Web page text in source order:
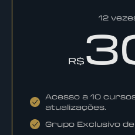
12
R$
Acesso a 10
atualizações.
Grupo Exclusivo